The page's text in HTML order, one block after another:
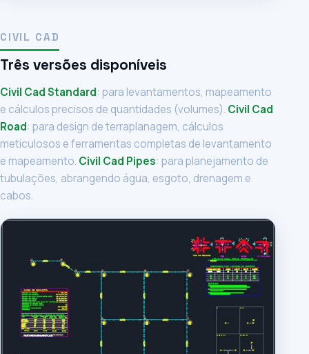
CIVIL CAD
Três versões disponíveis
Civil Cad Standard: para levantamentos, mapeamento
e cálculos precisos de quantidades (volumes). Civil Cad
Road: para design de terraplanagem, cálculos
meticulosos e ferramentas completas de levantamento
e mapeamento. Civil Cad Pipes: para planejamento de
tubulações, abrangendo água, esgoto, drenagem e
cabos.